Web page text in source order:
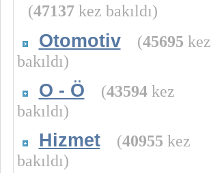
(47137kez bakıldı)
Otomotiv (45695 kez
bakıldı)
O - Ö (43594kez
bakıldı)
Hizmet (40955 kez
bakıldı)